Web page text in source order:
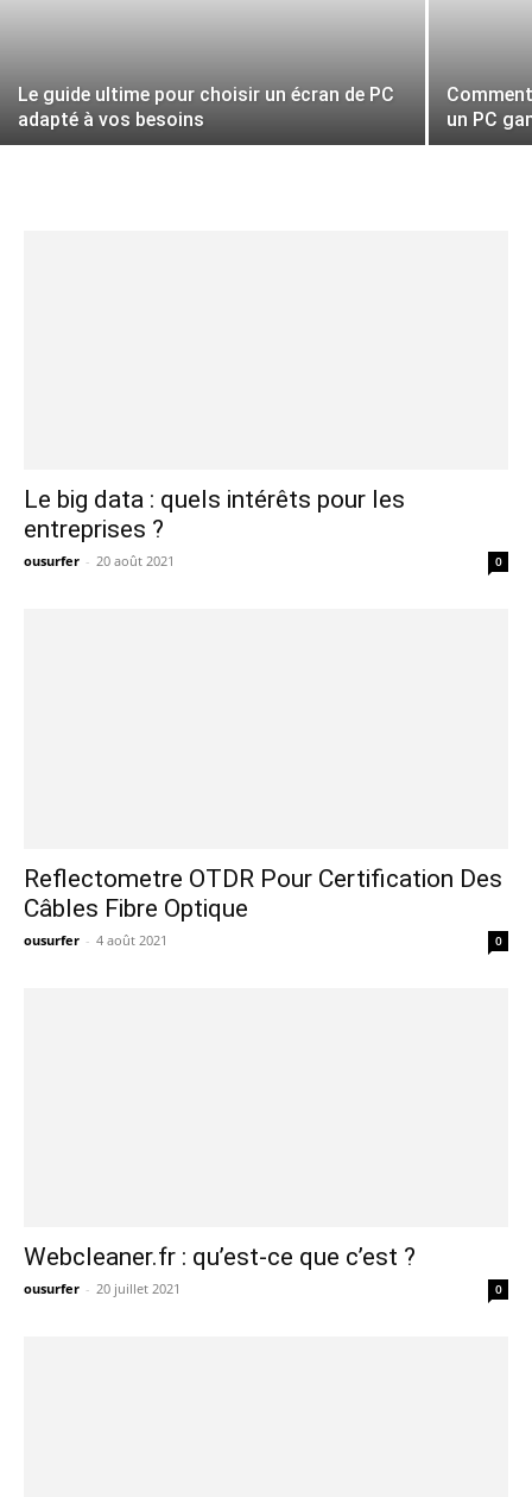
Le guide ultime pour choisir un écran de PC
adapté à vos besoins
un PC
Le big data : quels intérêts pour les
entreprises ?
ousurfer - 20 août 2021 0
Reflectometre OTDR Pour Certification Des
Câbles Fibre Optique
ousurfer - 4 août 2021 0
Webcleaner.fr : qu’est-ce que c’est ?
ousurfer - 20 juillet 2021 0